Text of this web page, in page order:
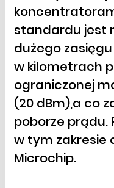
standardu jest
dużego
w kilometrach
ograniczonej
(20 dBm),a co
poborze prądu.
w tym zakresie
Microchip.